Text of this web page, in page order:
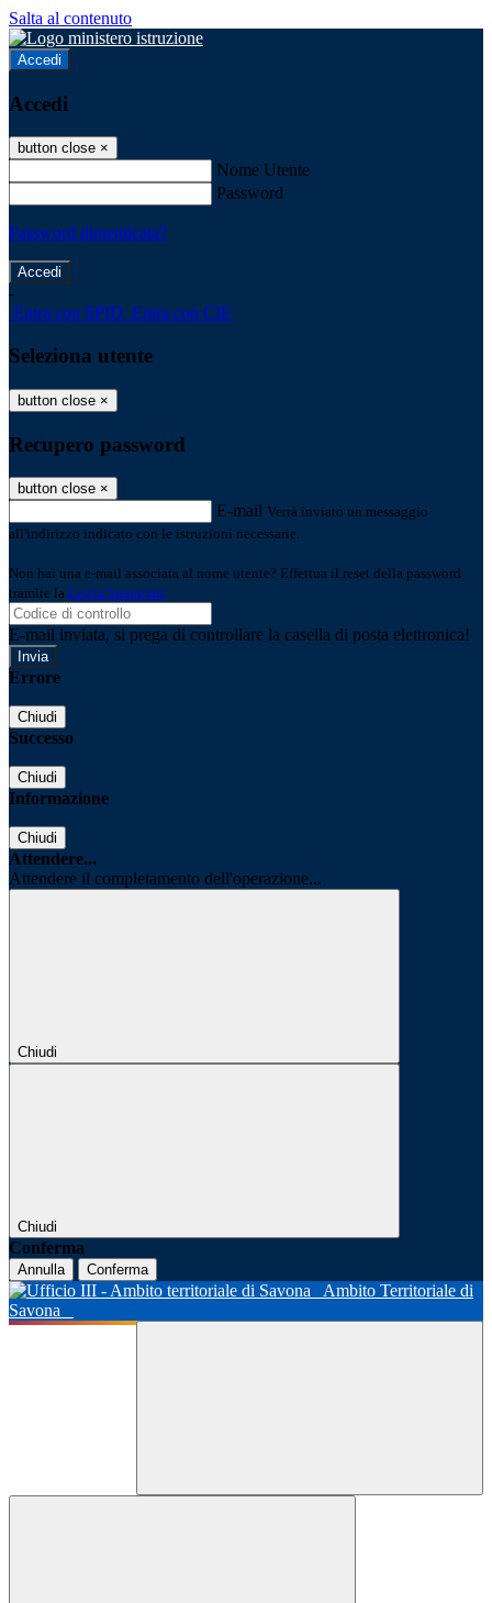
Salta al contenuto
Accedi
Accedi
button close ×
Nome Utente
Password
Password dimenticata?
-
Entra con SPID Entra con CIE
Seleziona utente
button close ×
Recupero password
button close ×
E-mail Verrà inviato un messaggio
all'indirizzo indicato con le istruzioni necessarie.
Non hai una e-mail associata al nome utente? Effettua il reset della password
tramite la Login Spaggiari
E-mail inviata, si prega di controllare la casella di posta elettronica!
Errore
Chiudi
Successo
Chiudi
Informazione
Chiudi
Attendere...
Attendere il completamento dell'operazione...
Chiudi
Chiudi
Conferma
Annulla Conferma
Ambito Territoriale di
Savona